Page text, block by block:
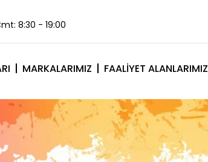
8:30 - 19:00
MARKALARIMIZ FAALIYET ALANLARIMIZ